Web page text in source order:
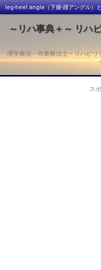
leg-heel angle（下腿-踵アングル）
～リハ事典＋～ リハ
理学療法・作業療法士・リハビ
ス